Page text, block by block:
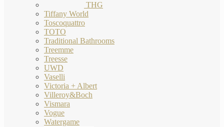
THG
Tiffany World
Toscoquattro
TOTO
Traditional Bathrooms
Treemme
Treesse
UWD
Vaselli
Victoria + Albert
Villeroy&Boch
Vismara
Vogue
Watergame